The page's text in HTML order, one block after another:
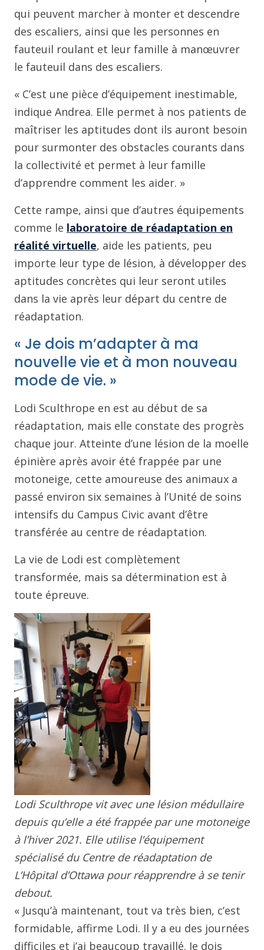
qui peuvent marcher à monter et descendre
des escaliers, ainsi que les personnes en
fauteuil roulant et leur famille à manœuvrer
le fauteuil dans des escaliers.
« C’est une pièce d’équipement inestimable,
indique Andrea. Elle permet à nos patients de
maîtriser les aptitudes dont ils auront besoin
pour surmonter des obstacles courants dans
la collectivité et permet à leur famille
d’apprendre comment les aider. »
Cette rampe, ainsi que d’autres équipements
comme le laboratoire de réadaptation en
réalité virtuelle, aide les patients, peu
importe leur type de lésion, à développer des
aptitudes concrètes qui leur seront utiles
dans la vie après leur départ du centre de
réadaptation.
« Je dois m’adapter à ma
nouvelle vie et à mon nouveau
mode de vie. »
Lodi Sculthrope en est au début de sa
réadaptation, mais elle constate des progrès
chaque jour. Atteinte d’une lésion de la moelle
épinière après avoir été frappée par une
motoneige, cette amoureuse des animaux a
passé environ six semaines à l’Unité de soins
intensifs du Campus Civic avant d’être
transférée au centre de réadaptation.
La vie de Lodi est complètement
transformée, mais sa détermination est à
toute épreuve.
Lodi Sculthrope vit avec une lésion médullaire
depuis qu’elle a été frappée par une motoneige
à l’hiver 2021. Elle utilise l’équipement
spécialisé du Centre de réadaptation de
L’Hôpital d’Ottawa pour réapprendre à se tenir
debout.
« Jusqu’à maintenant, tout va très bien, c’est
formidable, affirme Lodi. Il y a eu des journées
difficiles et j’ai beaucoup travaillé. Je dois